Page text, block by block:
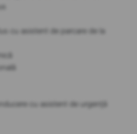
cu asistent de parcare de la
cu asistent de urgență